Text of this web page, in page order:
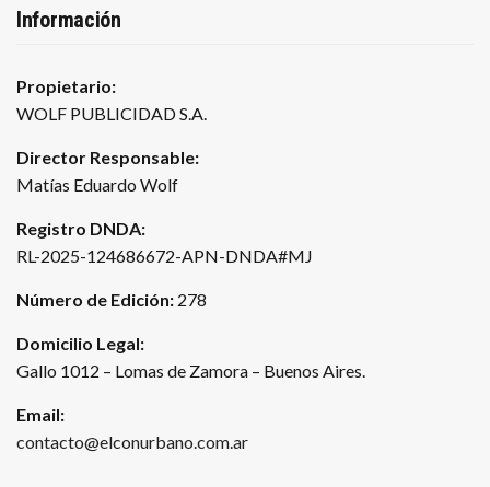
Información
Propietario:
WOLF PUBLICIDAD S.A.
Director Responsable:
Matías Eduardo Wolf
Registro DNDA:
RL-2025-124686672-APN-DNDA#MJ
Número de Edición: 278
Domicilio Legal:
Gallo 1012 – Lomas de Zamora – Buenos Aires.
Email:
contacto@elconurbano.com.ar